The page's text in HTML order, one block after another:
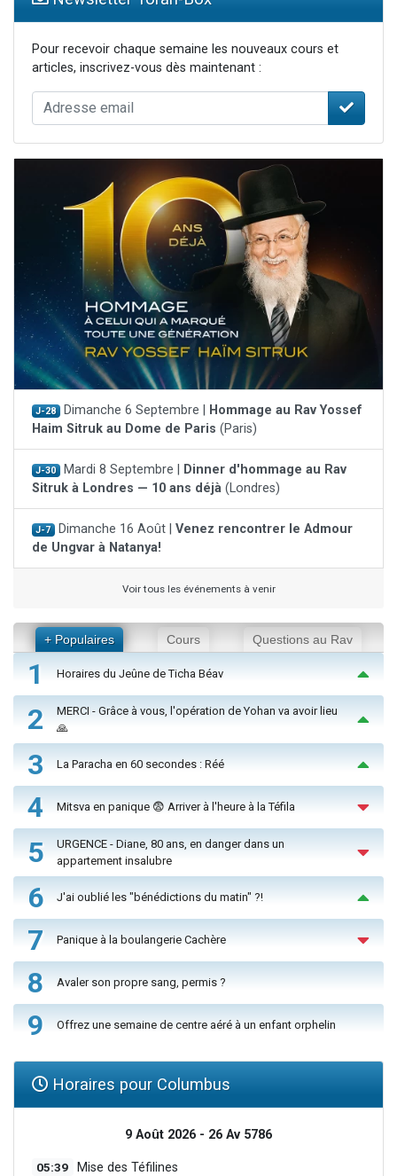
Pour recevoir chaque semaine les nouveaux cours et
articles, inscrivez-vous dès maintenant :
J-28 Dimanche 6 Septembre |
Hommage au Rav Yossef
Haim Sitruk au Dome de Paris (Paris)
J-30 Mardi 8 Septembre |
Dinner d'hommage au Rav
Sitruk à Londres — 10 ans déjà (Londres)
J-7 Dimanche 16 Août | Venez rencontrer le Admour
de Ungvar à Natanya!
Voir tous les événements à venir
+ Populaires Cours Questions au Rav
1 Horaires du Jeûne de Ticha Béav
2
MERCI - Grâce à vous, l'opération de Yohan va avoir lieu
🙏
3 La Paracha en 60 secondes : Réé
4 Mitsva en panique 😨 Arriver à l'heure à la Téfila
5
URGENCE - Diane, 80 ans, en danger dans un
appartement insalubre
6 J'ai oublié les "bénédictions du matin" ?!
7 Panique à la boulangerie Cachère
8 Avaler son propre sang, permis ?
9 Offrez une semaine de centre aéré à un enfant orphelin
Horaires pour Columbus
9 Août 2026 - 26 Av 5786
05:39 Mise des Téfilines